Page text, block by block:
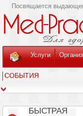
Посвящается
Услуги
СОБЫТИЯ
БЫСТРАЯ